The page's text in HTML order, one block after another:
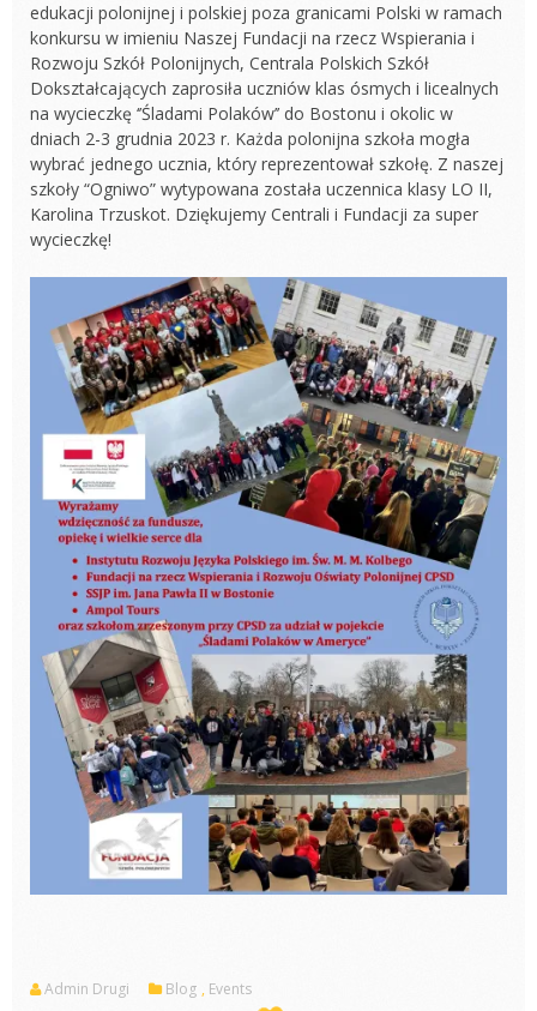
edukacji polonijnej i polskiej poza granicami Polski w ramach
konkursu w imieniu Naszej Fundacji na rzecz Wspierania i
Rozwoju Szkół Polonijnych, Centrala Polskich Szkół
Dokształcających zaprosiła uczniów klas ósmych i licealnych
na wycieczkę ‘’Śladami Polaków’’ do Bostonu i okolic w
dniach 2-3 grudnia 2023 r. Każda polonijna szkoła mogła
wybrać jednego ucznia, który reprezentował szkołę. Z naszej
szkoły “Ogniwo” wytypowana została uczennica klasy LO II,
Karolina Trzuskot. Dziękujemy Centrali i Fundacji za super
wycieczkę!
Admin Drugi Blog , Events